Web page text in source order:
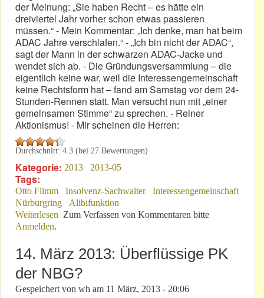
der Meinung: „Sie haben Recht – es hätte ein
dreiviertel Jahr vorher schon etwas passieren
müssen.“ - Mein Kommentar: „Ich denke, man hat beim
ADAC Jahre verschlafen.“ - „Ich bin nicht der ADAC“,
sagt der Mann in der schwarzen ADAC-Jacke und
wendet sich ab. - Die Gründungsversammlung – die
eigentlich keine war, weil die Interessengemeinschaft
keine Rechtsform hat – fand am Samstag vor dem 24-
Stunden-Rennen statt. Man versucht nun mit „einer
gemeinsamen Stimme“ zu sprechen. - Reiner
Aktionismus! - Mir scheinen die Herren:
Durchschnitt: 4.3 (bei 27 Bewertungen)
Kategorie: 2013 2013-05
Tags:
Otto Flimm Insolvenz-Sachwalter
Interessengemeinschaft
Nürburgring
Alibifunktion
Weiterlesen über Aus dem Schlaf geschreckt !
Zum Verfassen von Kommentaren bitte
Anmelden.
14. März 2013: Überflüssige PK
der NBG?
Gespeichert von wh am 11 März, 2013 - 20:06